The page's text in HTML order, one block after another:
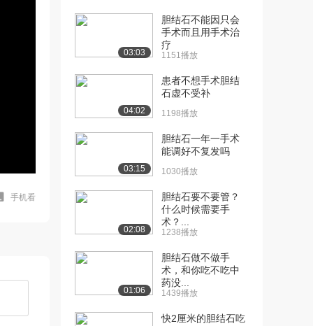
手机看
03:03
胆结石不能因只会
手术而且用手术治
疗
1151播放
04:02
患者不想手术胆结
石虚不受补
1198播放
03:15
胆结石一年一手术
能调好不复发吗
1030播放
02:08
胆结石要不要管？
什么时候需要手
术？...
1238播放
01:06
胆结石做不做手
术，和你吃不吃中
药没...
1439播放
快2厘米的胆结石吃